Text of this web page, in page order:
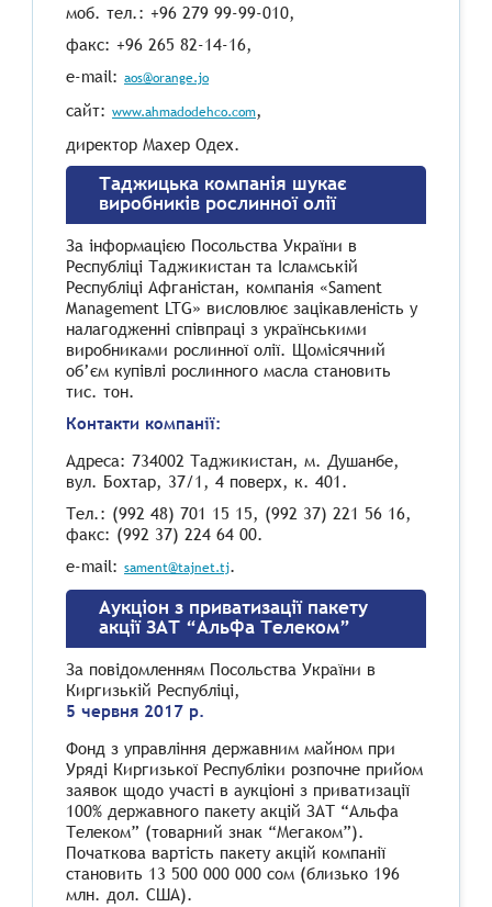
моб. тел.: +96 279 99-99-010,
факс: +96 265 82-14-16,
e-mail: aos@orange.jo
сайт: www.ahmadodehco.com,
директор Махер Одех.
Таджицька компанія шукає
виробників рослинної олії
За інформацією Посольства України в
Республіці Таджикистан та Ісламській
Республіці Афганістан, компанія «Sament
Management LTG» висловлює зацікавленість у
налагодженні співпраці з українськими
виробниками рослинної олії. Щомісячний
об’єм купівлі рослинного масла становить
тис. тон.
Контакти компанії:
Адреса: 734002 Таджикистан, м. Душанбе,
вул. Бохтар, 37/1, 4 поверх, к. 401.
Тел.: (992 48) 701 15 15, (992 37) 221 56 16,
факс: (992 37) 224 64 00.
e-mail: sament@tajnet.tj.
Аукціон з приватизації пакету
акції ЗАТ “Альфа Телеком”
За повідомленням Посольства України в
Киргизькій Республіці,
5 червня 2017 р.
Фонд з управління державним майном при
Уряді Киргизької Республіки розпочне прийом
заявок щодо участі в аукціоні з приватизації
100% державного пакету акцій ЗАТ “Альфа
Телеком” (товарний знак “Мегаком”).
Початкова вартість пакету акцій компанії
становить 13 500 000 000 сом (близько 196
млн. дол. США).